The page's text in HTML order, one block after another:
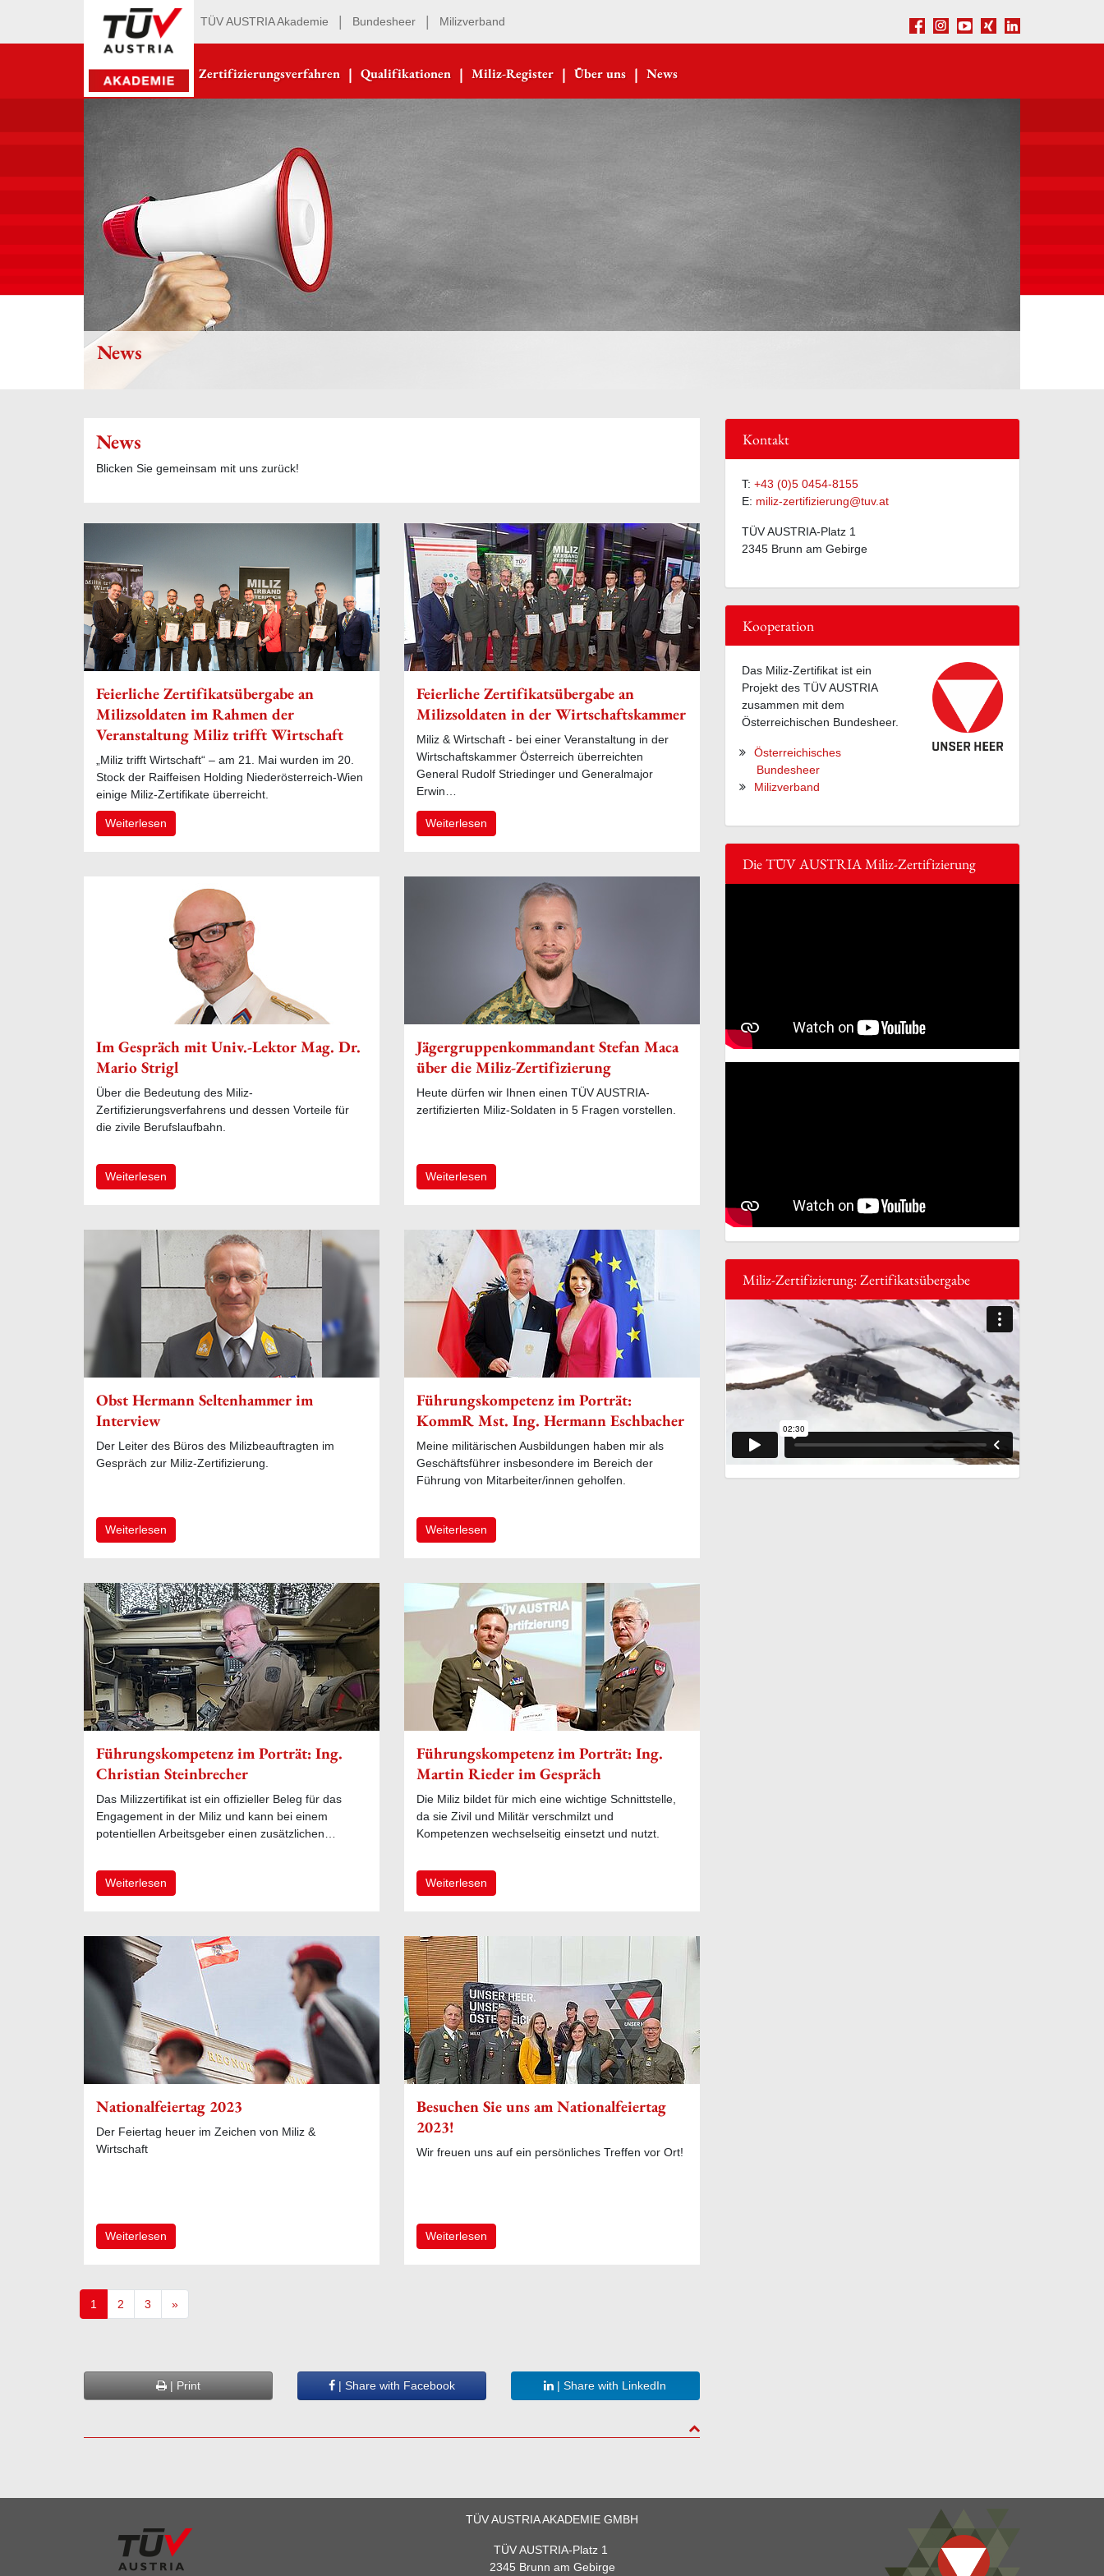
TÜV AUSTRIA Akademie Bundesheer Milizverband Facebook
Instagram
Youtube
Xing LinkedIn
Zertifizierungsverfahren | Qualifikationen | Miliz-Register | Über uns | News
News
News
Blicken Sie gemeinsam mit uns zurück!
Feierliche Zertifikatsübergabe an
Milizsoldaten im Rahmen der
Veranstaltung Miliz trifft Wirtschaft
„Miliz trifft Wirtschaft“ – am 21. Mai wurden im 20.
Stock der Raiffeisen Holding Niederösterreich-Wien
einige Miliz-Zertifikate überreicht.
Weiterlesen
Feierliche Zertifikatsübergabe an
Milizsoldaten in der Wirtschaftskammer
Miliz & Wirtschaft - bei einer Veranstaltung in der
Wirtschaftskammer Österreich überreichten
General Rudolf Striedinger und Generalmajor
Erwin…
Weiterlesen
Im Gespräch mit Univ.-Lektor Mag. Dr.
Mario Strigl
Über die Bedeutung des Miliz-
Zertifizierungsverfahrens und dessen Vorteile für
die zivile Berufslaufbahn.
Weiterlesen
Jägergruppenkommandant Stefan Maca
über die Miliz-Zertifizierung
Heute dürfen wir Ihnen einen TÜV AUSTRIA-
zertifizierten Miliz-Soldaten in 5 Fragen vorstellen.
Weiterlesen
Obst Hermann Seltenhammer im
Interview
Der Leiter des Büros des Milizbeauftragten im
Gespräch zur Miliz-Zertifizierung.
Weiterlesen
Führungskompetenz im Porträt:
KommR Mst. Ing. Hermann Eschbacher
Meine militärischen Ausbildungen haben mir als
Geschäftsführer insbesondere im Bereich der
Führung von Mitarbeiter/innen geholfen.
Weiterlesen
Führungskompetenz im Porträt: Ing.
Christian Steinbrecher
Das Milizzertifikat ist ein offizieller Beleg für das
Engagement in der Miliz und kann bei einem
potentiellen Arbeitsgeber einen zusätzlichen…
Weiterlesen
Führungskompetenz im Porträt: Ing.
Martin Rieder im Gespräch
Die Miliz bildet für mich eine wichtige Schnittstelle,
da sie Zivil und Militär verschmilzt und
Kompetenzen wechselseitig einsetzt und nutzt.
Weiterlesen
Nationalfeiertag 2023
Der Feiertag heuer im Zeichen von Miliz &
Wirtschaft
Weiterlesen
Besuchen Sie uns am Nationalfeiertag
2023!
Wir freuen uns auf ein persönliches Treffen vor Ort!
Weiterlesen
1 2 3 »
| Print | Share with Facebook | Share with LinkedIn
to top
Kontakt
T: +43 (0)5 0454-8155
E: miliz-zertifizierung@tuv.at
TÜV AUSTRIA-Platz 1
2345 Brunn am Gebirge
Kooperation
Das Miliz-Zertifikat ist ein
Projekt des TÜV AUSTRIA
zusammen mit dem
Österreichischen Bundesheer.
Österreichisches
Bundesheer
Milizverband
Die TÜV AUSTRIA Miliz-Zertifizierung
Miliz-Zertifizierung: Zertifikatsübergabe
TÜV AUSTRIA AKADEMIE GMBH
TÜV AUSTRIA-Platz 1
2345 Brunn am Gebirge